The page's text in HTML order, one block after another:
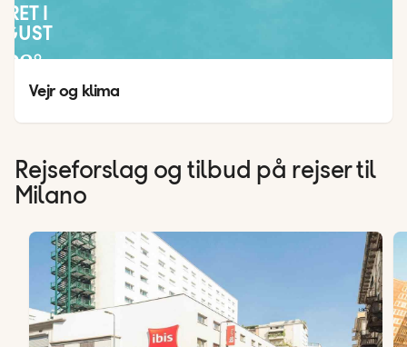
I
28°
18°
Vejr og klima
Rejseforslag og tilbud på rejser til
Milano